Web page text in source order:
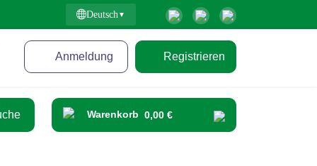
Deutsch
Registrieren
Anmeldung
Warenkorb 0,00 €